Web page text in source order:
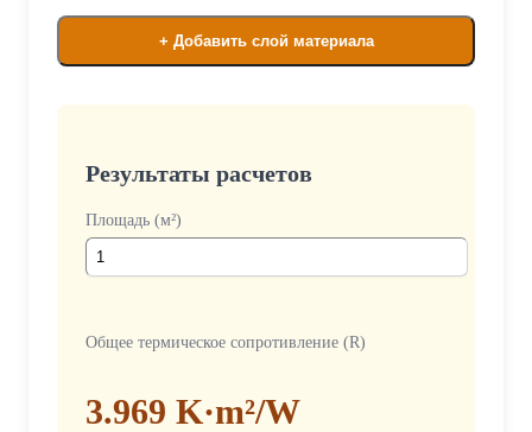
+ Добавить слой материала
Результаты расчетов
Площадь (м²)
Общее термическое сопротивление (R)
3.969 K·m²/W